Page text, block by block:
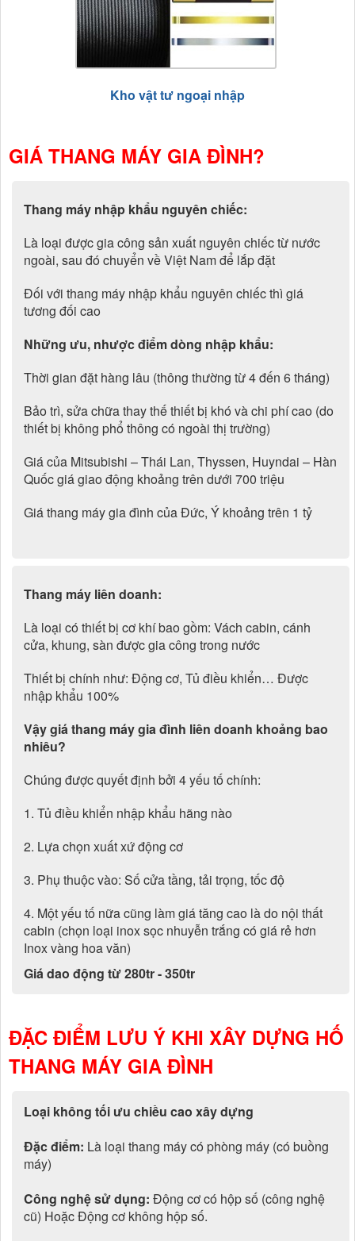
Kho vật tư ngoại nhập
GIÁ THANG MÁY GIA ĐÌNH?
Thang máy nhập khẩu nguyên chiếc:
Là loại được gia công sản xuất nguyên chiếc từ nước
ngoài, sau đó chuyển về Việt Nam để lắp đặt
Đối với thang máy nhập khẩu nguyên chiếc thì giá
tương đối cao
Những ưu, nhược điểm dòng nhập khẩu:
Thời gian đặt hàng lâu (thông thường từ 4 đến 6 tháng)
Bảo trì, sửa chữa thay thế thiết bị khó và chi phí cao (do
thiết bị không phổ thông có ngoài thị trường)
Giá của Mitsubishi – Thái Lan, Thyssen, Huyndai – Hàn
Quốc giá giao động khoảng trên dưới 700 triệu
Giá thang máy gia đình của Đức, Ý khoảng trên 1 tỷ
Thang máy liên doanh:
Là loại có thiết bị cơ khí bao gồm: Vách cabin, cánh
cửa, khung, sàn được gia công trong nước
Thiết bị chính như: Động cơ, Tủ điều khiển… Được
nhập khẩu 100%
Vậy giá thang máy gia đình liên doanh khoảng bao
nhiêu?
Chúng được quyết định bởi 4 yếu tố chính:
1. Tủ điều khiển nhập khẩu hãng nào
2. Lựa chọn xuất xứ động cơ
3. Phụ thuộc vào: Số cửa tầng, tải trọng, tốc độ
4. Một yếu tố nữa cũng làm giá tăng cao là do nội thất
cabin (chọn loại inox sọc nhuyễn trắng có giá rẻ hơn
Inox vàng hoa văn)
Giá dao động từ 280tr - 350tr
ĐẶC ĐIỂM LƯU Ý KHI XÂY DỰNG HỐ
THANG MÁY GIA ĐÌNH
Loại không tối ưu chiều cao xây dựng
Đặc điểm: Là loại thang máy có phòng máy (có buồng
máy)
Công nghệ sử dụng:Động cơ có hộp số (công nghệ
cũ) Hoặc Động cơ không hộp số.